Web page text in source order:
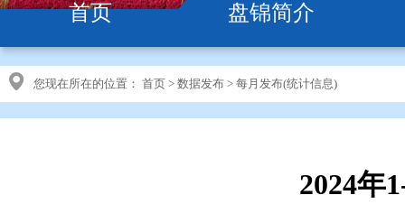
首页 盘锦简介
您现在所在的位置： 首页 > 数据发布 > 每月发布(统计信息)
2024年